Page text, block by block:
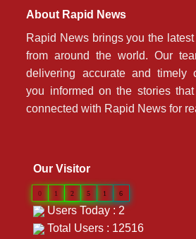
About Rapid News
Rapid News brings you the
from around the world. Our
delivering accurate and timely
you informed on the stories
connected with Rapid News for
Our Visitor
0 1 2 5 1 6
Users Today : 2
Total Users : 12516